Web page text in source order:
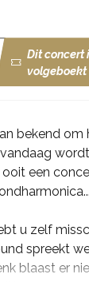
bekend om
een
u zelf
spreekt
blaast er
Dit concert
volgeboekt